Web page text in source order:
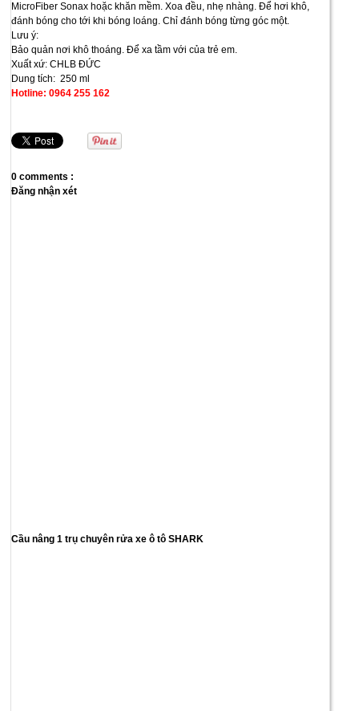
MicroFiber Sonax hoặc khăn mềm. Xoa đều, nhẹ nhàng. Để hơi khô,
đánh bóng cho tới khi bóng loáng. Chỉ đánh bóng từng góc một.
Lưu ý:
Bảo quản nơi khô thoáng. Để xa tầm với của trẻ em.
Xuất xứ: CHLB ĐỨC
Dung tích: 250 ml
Hotline: 0964 255 162
0 comments :
Đăng nhận xét
Cầu nâng 1 trụ chuyên rửa xe ô tô SHARK